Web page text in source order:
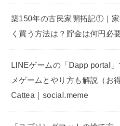
築150年の古民家開拓記①｜
く買う方法は？貯金は何円必
LINEゲームの「Dapp portal
メゲームとやり方も解説（お
Cattea｜social.meme